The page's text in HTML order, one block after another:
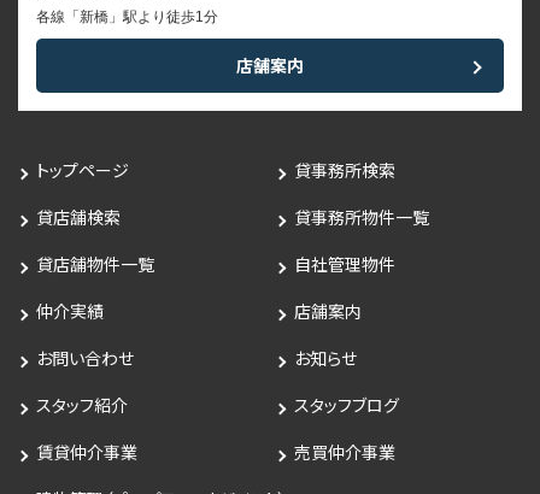
各線「新橋」駅より徒歩1分
店舗案内
トップページ
貸事務所検索
貸店舗検索
貸事務所物件一覧
貸店舗物件一覧
自社管理物件
仲介実績
店舗案内
お問い合わせ
お知らせ
スタッフ紹介
スタッフブログ
賃貸仲介事業
売買仲介事業